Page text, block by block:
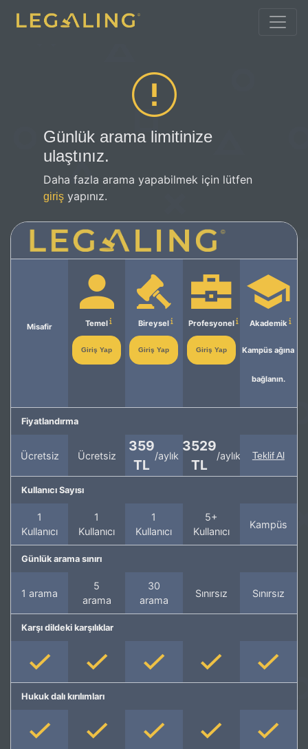
Günlük arama limitinize
ulaştınız.
Daha fazla arama yapabilmek için lütfen
giriş yapınız.
Misafir Temel
Giriş Yap
Bireysel
Giriş Yap
Profesyonel
Giriş Yap
Akademik
Kampüs ağına
bağlanın.
Fiyatlandırma
Ücretsiz Ücretsiz
359
TL
/aylık
3529
TL
/aylık Teklif Al
Kullanıcı Sayısı
1
Kullanıcı
1
Kullanıcı
1
Kullanıcı
5+
Kullanıcı
Kampüs
Günlük arama sınırı
1 arama
5
arama
30
arama
Sınırsız Sınırsız
Karşı dildeki karşılıklar
Hukuk dalı kırılımları